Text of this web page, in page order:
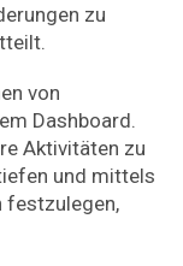
zu
von
Dashboard.
Aktivitäten zu
und mittels
festzulegen,